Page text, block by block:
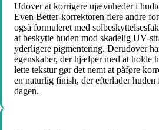
Udover at korrigere ujævnheder i
Even Better-korrektoren flere andre
også formuleret med
at beskytte huden mod skadelig UV-
yderligere pigmentering. Derudover
egenskaber, der hjælper med at holde
lette tekstur gør det nemt at påføre
en naturlig finish, der efterlader huden
dagen.